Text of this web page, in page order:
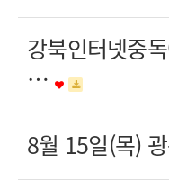
강북인터넷중
…
8월 15일(목)